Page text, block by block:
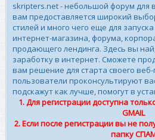
skripters.net - небольшой форум для
вам предоставляется широкий
стилей и много чего еще для
интернет-магазина, форума,
продающего лендинга. Здесь вы
заработку в интернет. Сможете
вам решение для старта своего
пользователи проконсультируют
подскажут как лучше, помогут в
1. Для регистрации доступна
GMAIL
2. Если после регистрации вы не
папку